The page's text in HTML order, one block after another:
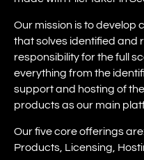
Our mission is to
that solves identified and
responsibility for the full
everything from the
support and hosting of
products as our main
Our five core offerings
Products, Licensing,